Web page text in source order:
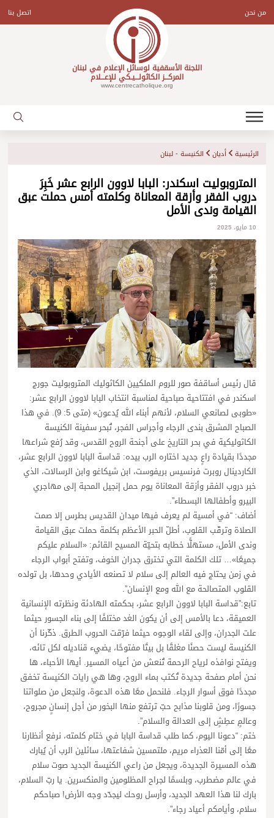
contentمن نحن اتصل بنا
اللجنة الأسقفية لوسائل الإعلام في لبنان
المركـــز الكاثولـــيـكي للإعـــلام
www.centrecatholique.org
الرئيسية أديان الكنيسة - لبنان
المتروبوليت اسكندر: البابا لاوون الرابع عشر خَبِرَ
دروب الفقر وأزقة المعاناة وكلمته أمس حملت عبق
القيامة وندى الأمل
10 مايو، 2025
قال رئيس أساقفة صور للروم الملكيين الكاثوليك المتروبوليت جورج
اسكندر في افتتاحية صباحية لمناسبة انتخاب البابا لاوون الرابع عشر:
«طوبى لصانعي السلام، لأنهم أبناء الله يُدعون» (متى 5: 9). في هذا
الصباح المشرق بندى الرجاء وأجراس الفجر، تُبحر سفينة الكنيسة
الكاثوليكية في بحر التاريخ على أجنحة الروح القدس، وقد رُفع شراعها
مجددًا بقيادة راعٍ جديد اختاره الرب بيده: قداسة البابا لاوون الرابع عشر،
الكاردينال روبرت فرنسيس بريفوست، ابن شيكاغو وابن الرسالات، الذي
خبر دروب الفقر وأزقة المعاناة يوم حمل إنجيل المحبة إلى مهاجري
البيرو وأطفالها البسطاء”.
أضاف: “في أمسية لم يعرف فيها ميدان القديس بطرس إلا صمت
الصلاة وترقّب القلوب، أطلّ الحبر الأعظم بكلمة حملت عبق القيامة
وندى الأمل، مستهلًّا خطابه بتحيّة المسيح القائم: «السلام عليكم
جميعًا»… تلك الكلمة التي تخترق جدران الخوف، وتفتح أبواب الرجاء
في زمن يحتاج فيه العالم إلى سلام لا تصنعه الأيادي وحدها، بل تولده
القلوب المتصالحة مع الله ومع الإنسان”.
تابع:”قداسة البابا لاوون الرابع عشر، بحكمته الهادئة ونظرته الإنسانية
العميقة، دعا بالأمس إلى أن يكون الغد مختلفًا إلى بناء الجسور حيثما
علت الجدران، وإلى لقاء الوجوه حيثما فرّقت الحروب الطرق. ذكّرنا أن
الكنيسة ليست حصنًا مغلقًا بل بيتًا مفتوحًا، يضيء قناديله لكل تائه،
ويفتح نوافذه لرياح الرحمة تُنعش من أعياه المسير. أيها الأحباء، ها
نحن أمام صفحة جديدة تُكتب بماء الروح، وها هي رايات الكنيسة تخفق
مجددًا فوق أسوار الرجاء. فلنحمل معًا هذه الدعوة، ولنجعل من صلواتنا
جسورًا، ومن قلوبنا مذابح حبّ ترتفع منها البخور من أجل إنسانٍ مجروح،
وعالمٍ عطِشٍ إلى العدالة والسلام”.
ختم: “دعونا اليوم، كما طلب قداسة البابا في ختام كلمته، نرفع أنظارنا
معًا إلى أمّنا العذراء مريم، ملتمسين شفاعتها، سائلين الرب أن يُبارك
هذه المسيرة الجديدة، ويجعل من راعي الكنيسة الجديد صوت سلام
في عالم مضطرب، وبلسمًا لجراح المظلومين والمنكسرين. يا ربّ السلام،
بارك لنا هذا العهد الجديد، وأرسل روحك ليجدّد وجه الأرض! صباحكم
سلام، وأيامكم أعياد رجاء”.